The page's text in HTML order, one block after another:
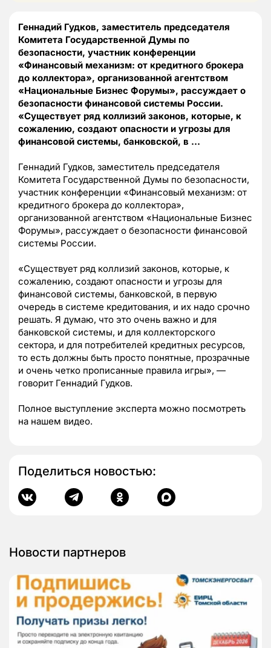
Геннадий Гудков, заместитель председателя
Комитета Государственной Думы по
безопасности, участник конференции
«Финансовый механизм: от кредитного брокера
до коллектора», организованной агентством
«Национальные Бизнес Форумы», рассуждает о
безопасности финансовой системы России.
«Существует ряд коллизий законов, которые, к
сожалению, создают опасности и угрозы для
финансовой системы, банковской, в …
Геннадий Гудков, заместитель председателя
Комитета Государственной Думы по безопасности,
участник конференции «Финансовый механизм: от
кредитного брокера до коллектора»,
организованной агентством «Национальные Бизнес
Форумы», рассуждает о безопасности финансовой
системы России.
«Существует ряд коллизий законов, которые, к
сожалению, создают опасности и угрозы для
финансовой системы, банковской, в первую
очередь в системе кредитования, и их надо срочно
решать. Я думаю, что это очень важно и для
банковской системы, и для коллекторского
сектора, и для потребителей кредитных ресурсов,
то есть должны быть просто понятные, прозрачные
и очень четко прописанные правила игры», —
говорит Геннадий Гудков.
Полное выступление эксперта можно посмотреть
на нашем видео.
Поделиться новостью:
Новости партнеров